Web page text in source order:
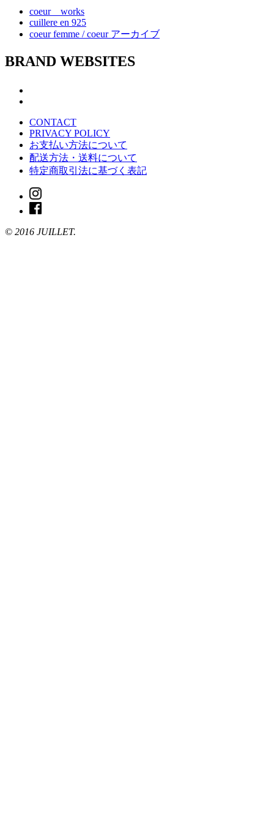
coeur works
cuillere en 925
coeur femme / coeur アーカイブ
BRAND WEBSITES
CONTACT
PRIVACY POLICY
お支払い方法について
配送方法・送料について
特定商取引法に基づく表記
© 2016 JUILLET.